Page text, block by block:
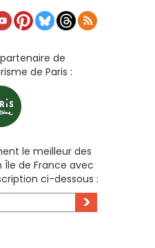
de
de Paris :
le meilleur des
Île de France avec
ci-dessous :
>